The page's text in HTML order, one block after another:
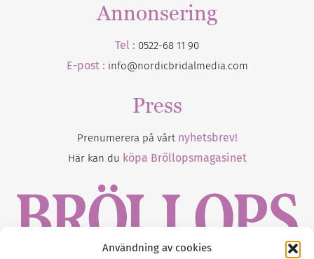
Användning av cookies
Annonsering
Tel : 0522-68 11 90
E-post : info@nordicbridalmedia.com
Press
Prenumerera på vårt nyhetsbrev!
Här kan du köpa Bröllopsmagasinet